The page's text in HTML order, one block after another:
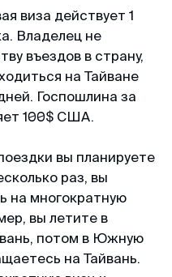
с оформлением
подачи документов
каких-либо
ответил
подробной
вот через 3 дня
обращения в
только
виза действует 1
Владелец не
въездов в страну,
на Тайване
Госпошлина за
100$ США.
вы планируете
раз, вы
на многократную
вы летите в
потом в Южную
на Тайвань.